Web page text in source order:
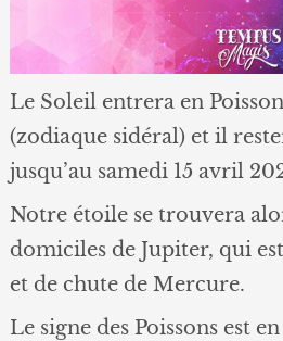
Le Soleil entrera en
(zodiaque sidéral) et il
jusqu’au samedi 15 avril
Notre étoile se trouvera
domiciles de Jupiter, qui
et de chute de Mercure.
Le signe des Poissons est